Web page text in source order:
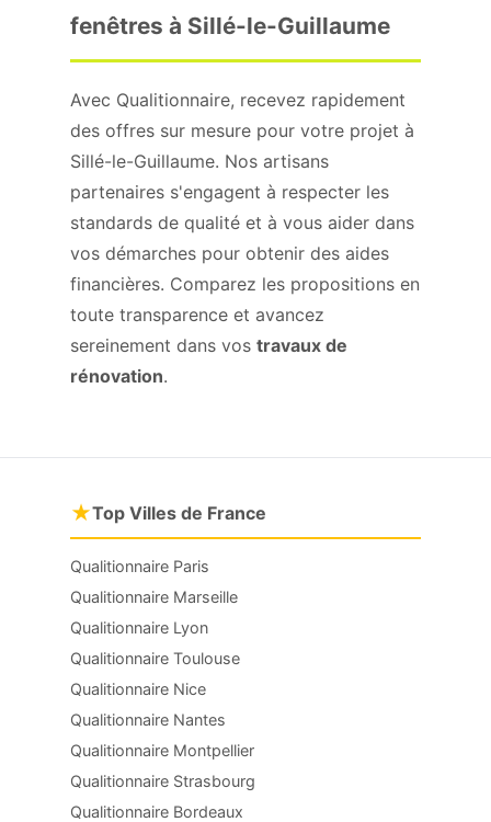
fenêtres à Sillé-le-Guillaume
Avec Qualitionnaire, recevez rapidement
des offres sur mesure pour votre projet à
Sillé-le-Guillaume. Nos artisans
partenaires s'engagent à respecter les
standards de qualité et à vous aider dans
vos démarches pour obtenir des aides
financières. Comparez les propositions en
toute transparence et avancez
sereinement dans vos travaux de
rénovation.
★Top Villes de France
Qualitionnaire Paris
Qualitionnaire Marseille
Qualitionnaire Lyon
Qualitionnaire Toulouse
Qualitionnaire Nice
Qualitionnaire Nantes
Qualitionnaire Montpellier
Qualitionnaire Strasbourg
Qualitionnaire Bordeaux